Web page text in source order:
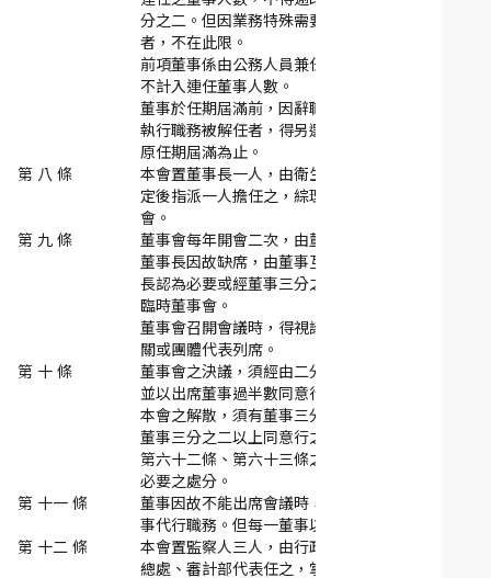
分之二。但因業務特殊需要，報經行政院核准
者，不在此限。
前項董事係由公務人員兼任，應隨本職異動者，
不計入連任董事人數。
董事於任期屆滿前，因辭職、死亡，或因故無法
執行職務被解任者，得另選聘其他人選繼任，至
原任期屆滿為止。
第 八 條
本會置董事長一人，由衛生福利部提請行政院核
定後指派一人擔任之，綜理會務，對外代表本
會。
第 九 條
董事會每年開會二次，由董事長召集並為主席，
董事長因故缺席，由董事互推一人代理之。董事
長認為必要或經董事三分之一以上提議，得舉行
臨時董事會。
董事會召開會議時，得視議題需要，邀請相關機
關或團體代表列席。
第 十 條
董事會之決議，須經由二分之一以上董事出席，
並以出席董事過半數同意行之。但章程之變更、
本會之解散，須有董事三分之二以上出席，出席
董事三分之二以上同意行之。如章程變更有民法
第六十二條、第六十三條之情形，應聲請法院為
必要之處分。
第 十一 條
董事因故不能出席會議時，得以書面委託其他董
事代行職務。但每一董事以受一人委託為限。
第 十二 條
本會置監察人三人，由行政院選聘財政部、主計
總處、審計部代表任之，掌理捐款之稽核、財務